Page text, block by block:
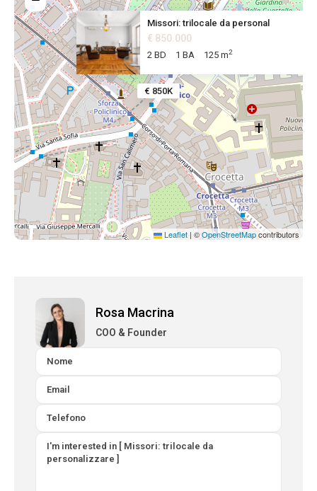
€ 850K
Missori: trilocale da personal
€ 850.000
2 BD 1 BA 125 m2
Leaflet | ©OpenStreetMapcontributors
Rosa Macrina
COO & Founder